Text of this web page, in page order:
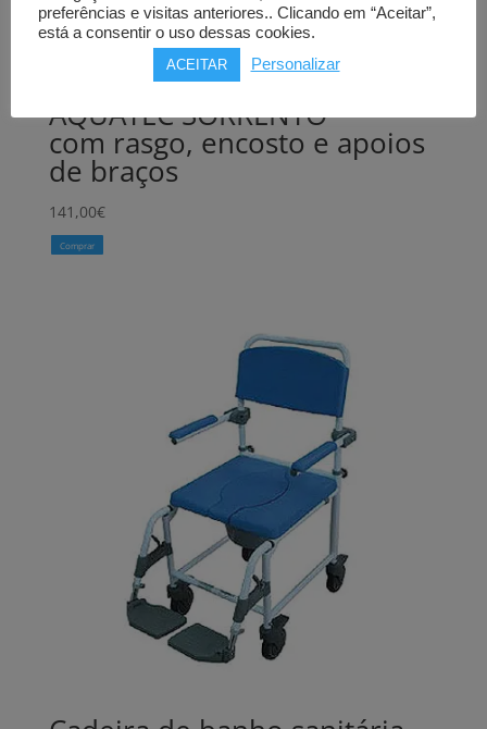
Banco de banho
AQUATEC SORRENTO
com rasgo, encosto e apoios
de braços
141,00€
Comprar
preferências e visitas anteriores.. Clicando em “Aceitar”,
está a consentir o uso dessas cookies.
ACEITAR Personalizar